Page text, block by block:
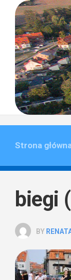
content
Strona
biegi
BY